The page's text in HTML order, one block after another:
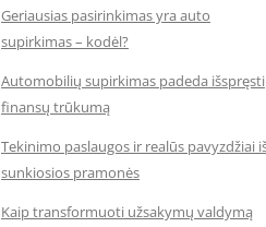
Geriausias pasirinkimas yra auto
supirkimas – kodėl?
Automobilių supirkimas padeda išspręsti
finansų trūkumą
Tekinimo paslaugos ir realūs pavyzdžiai
sunkiosios pramonės
Kaip transformuoti užsakymų valdymą